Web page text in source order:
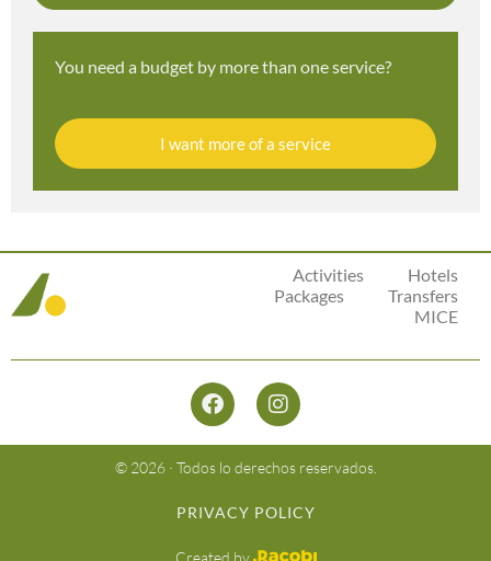
You need a budget by more than one service?
I want more of a service
Activities
Hotels
Packages
Transfers
MICE
© 2026 · Todos lo derechos reservados.
PRIVACY POLICY
Created by